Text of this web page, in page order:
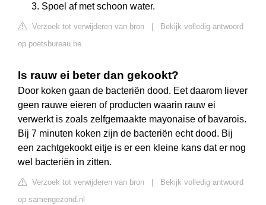
Spoel af met schoon water.
Verzoek tot verwijderen van bron
Bekijk volledig antwoord
op poetsbureau.be
Is rauw ei beter dan gekookt?
Door koken gaan de bacteriën dood. Eet daarom liever
geen rauwe eieren of producten waarin rauw ei
verwerkt is zoals zelfgemaakte mayonaise of bavarois.
Bij 7 minuten koken zijn de bacteriën echt dood. Bij
een zachtgekookt eitje is er een kleine kans dat er nog
wel bacteriën in zitten.
Verzoek tot verwijderen van bron
Bekijk volledig antwoord
op samengezond.nl